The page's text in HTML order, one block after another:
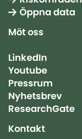
Öppna data
Möt oss
LinkedIn
Youtube
Pressrum
Nyhetsbrev
ResearchGate
Kontakt